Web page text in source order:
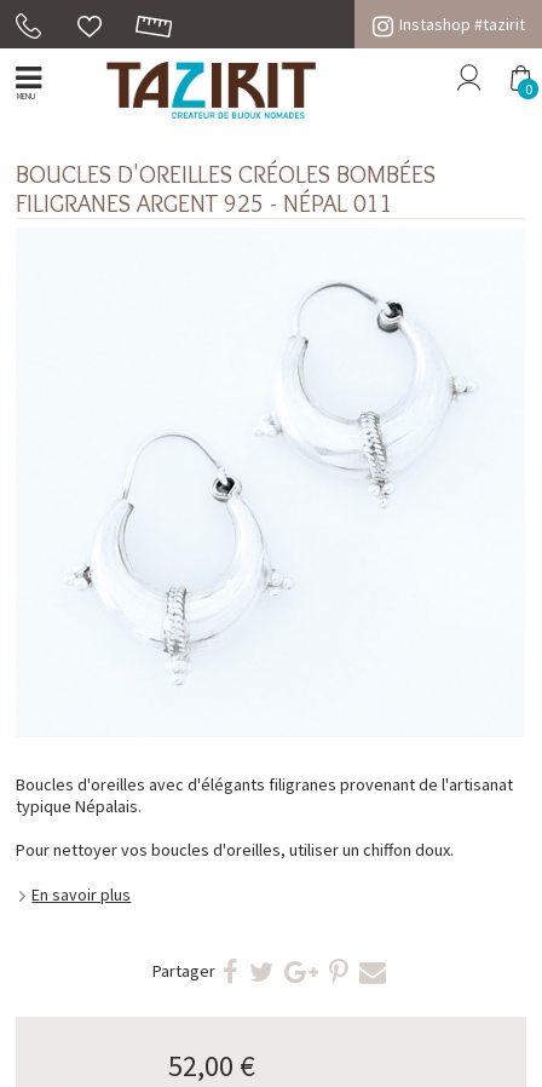
Instashop #tazirit
MENU 0
BOUCLES D'OREILLES CRÉOLES BOMBÉES
FILIGRANES ARGENT 925 - NÉPAL 011
Boucles d'oreilles avec d'élégants filigranes provenant de l'artisanat
typique Népalais.
Pour nettoyer vos boucles d'oreilles, utiliser un chiffon doux.
En savoir plus
Partager
52,00 €